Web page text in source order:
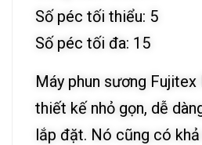
Số péc tối thiểu: 5
Số péc tối đa: 15
Máy phun sương Fujitex
thiết kế nhỏ gọn, dễ
lắp đặt. Nó cũng có